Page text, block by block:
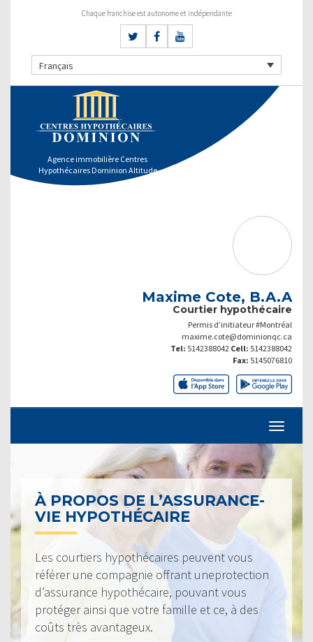
Chaque franchise est autonome et indépendante
Français
Agence immobilière Centres
Hypothécaires Dominion Altitude
Maxime Cote, B.A.A
Courtier hypothécaire
Permis d’initiateur #Montréal
maxime.cote@dominionqc.ca
Tel: 5142388042 Cell: 5142388042
Fax: 5145076810
À PROPOS DE L’ASSURANCE-
VIE HYPOTHÉCAIRE
Les courtiers hypothécaires peuvent vous
référer une compagnie offrant uneprotection
d’assurance hypothécaire, pouvant vous
protéger ainsi que votre famille et ce, à des
coûts très avantageux.